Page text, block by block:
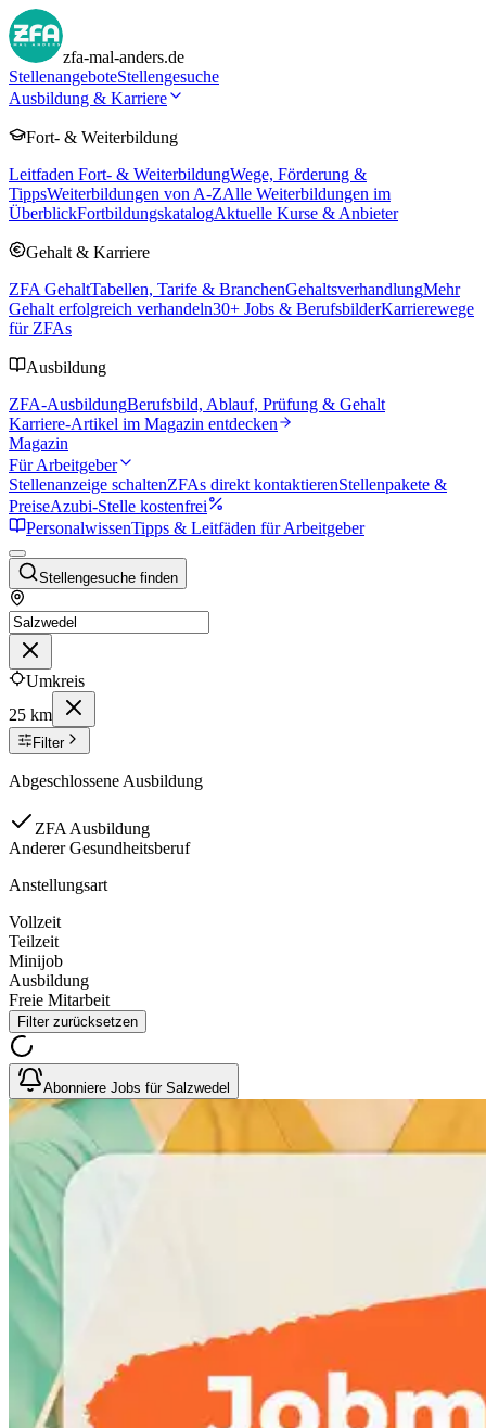
zfa-mal-anders.de
StellenangeboteStellengesuche
Ausbildung & Karriere
Fort- & Weiterbildung
Leitfaden Fort- & WeiterbildungWege, Förderung &
TippsWeiterbildungen von A-ZAlle Weiterbildungen im
ÜberblickFortbildungskatalogAktuelle Kurse & Anbieter
Gehalt & Karriere
ZFA GehaltTabellen, Tarife & BranchenGehaltsverhandlungMehr
Gehalt erfolgreich verhandeln30+ Jobs & BerufsbilderKarrierewege
für ZFAs
Ausbildung
ZFA-AusbildungBerufsbild, Ablauf, Prüfung & Gehalt
Karriere-Artikel im Magazin entdecken
Magazin
Für Arbeitgeber
Stellenanzeige schaltenZFAs direkt kontaktierenStellenpakete &
PreiseAzubi-Stelle kostenfrei
PersonalwissenTipps & Leitfäden für Arbeitgeber
Stellengesuche finden
Umkreis
25 km
Filter
Abgeschlossene Ausbildung
ZFA Ausbildung
Anderer Gesundheitsberuf
Anstellungsart
Vollzeit
Teilzeit
Minijob
Ausbildung
Freie Mitarbeit
Filter zurücksetzen
Abonniere Jobs für Salzwedel